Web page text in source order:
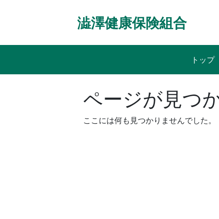
澁澤健康保険組合
トップ
ページが見つ
ここには何も見つかりませんでした。